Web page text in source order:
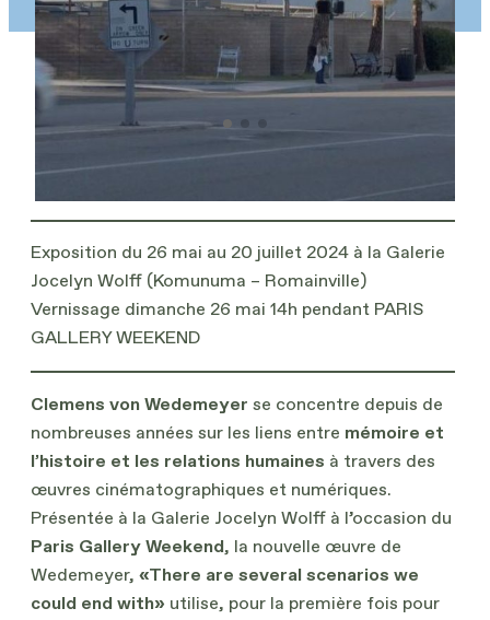
Exposition du 26 mai au 20 juillet 2024 à la Galerie
Jocelyn Wolff (Komunuma – Romainville)
Vernissage dimanche 26 mai 14h pendant PARIS
GALLERY WEEKEND
Clemens von Wedemeyer se concentre depuis de
nombreuses années sur les liens entre mémoire et
l’histoire et les relations humaines à travers des
œuvres cinématographiques et numériques.
Présentée à la Galerie Jocelyn Wolff à l’occasion du
Paris Gallery Weekend , la nouvelle œuvre de
Wedemeyer, «There are several scenarios we
could end with» utilise, pour la première fois pour